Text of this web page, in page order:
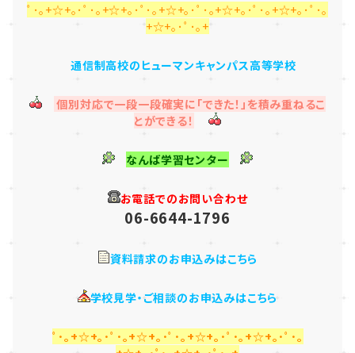
ﾟ･｡+☆+｡･ﾟ･｡+☆+｡･ﾟ･｡+☆+｡･ﾟ･｡+☆+｡･ﾟ･｡+☆+｡･ﾟ･｡
+☆+｡･ﾟ･｡+
通信制高校のヒューマンキャンパス高等学校
個別対応で一段一段確実に「できた！」を積み重ねるこ
とができる！
なんば学習センター
お電話でのお問い合わせ
06-6644-1796
資料請求のお申込みはこちら
学校見学・ご相談のお申込みはこちら
ﾟ･｡+☆+｡･ﾟ･｡+☆+｡･ﾟ･｡+☆+｡･ﾟ･｡+☆+｡･ﾟ･｡